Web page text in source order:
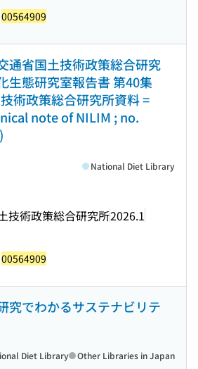
00564909
通省国土技術政策総合研究
生態研究室報告書 第40集
術政策総合研究所資料 =
note of NILIM ; no.
技術政策総合研究所2026.1
National Diet Library
00564909
究でわかるサステナビリテ
Diet Library Other Libraries in Japan